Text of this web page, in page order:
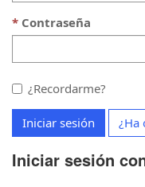
Contraseña
¿Recordarme?
Iniciar sesión ¿Ha
Iniciar sesión